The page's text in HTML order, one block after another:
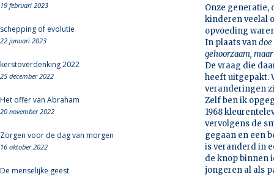
19 februari 2023
schepping of evolutie
22 januari 2023
kerstoverdenking 2022
25 december 2022
Het offer van Abraham
20 november 2022
Zorgen voor de dag van morgen
16 oktober 2022
De menselijke geest
Onze generatie,
kinderen veelal
opvoeding
In plaats van
gehoorzaam,
De vraag die
heeft uitgepakt.
veranderingen
Zelf ben ik
1968
vervolgens de
gegaan en een
is veranderd in
de knop binnen
jongeren al als